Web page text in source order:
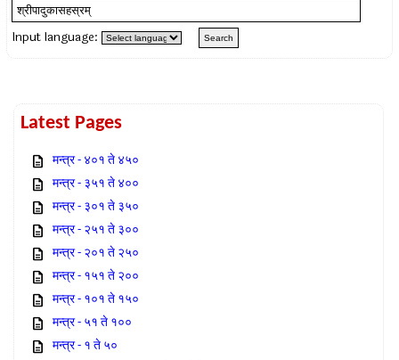
Input language:
Latest Pages
मन्त्र - ४०१ ते ४५०
मन्त्र - ३५१ ते ४००
मन्त्र - ३०१ ते ३५०
मन्त्र - २५१ ते ३००
मन्त्र - २०१ ते २५०
मन्त्र - १५१ ते २००
मन्त्र - १०१ ते १५०
मन्त्र - ५१ ते १००
मन्त्र - १ ते ५०